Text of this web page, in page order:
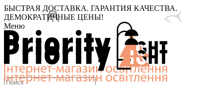
БЫСТРАЯ ДОСТАВКА. ГАРАНТИЯ КАЧЕСТВА.
ДЕМОКРАТИЧНЫЕ ЦЕНЫ!
Меню